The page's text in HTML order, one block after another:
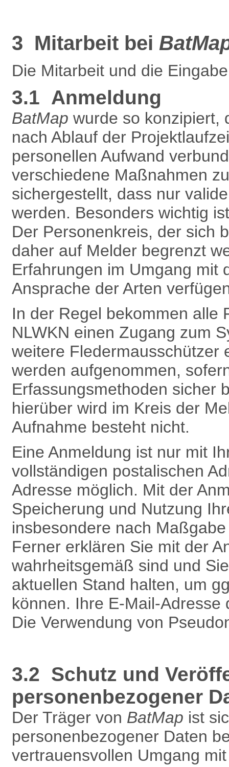
3 Mitarbeit bei
Die Mitarbeit und die
3.1 Anmeldung
BatMap wurde so konzipiert,
nach Ablauf der
personellen Aufwand
verschiedene Maßnahmen
sichergestellt, dass nur
werden. Besonders wichtig
Der Personenkreis, der sich
daher auf Melder begrenzt
Erfahrungen im Umgang mit
Ansprache der Arten
In der Regel bekommen alle
NLWKN einen Zugang zum
weitere Fledermausschützer
werden aufgenommen,
Erfassungsmethoden sicher
hierüber wird im Kreis der
Aufnahme besteht nicht.
Eine Anmeldung ist nur mit
vollständigen postalischen
Adresse möglich. Mit der
Speicherung und Nutzung
insbesondere nach
Ferner erklären Sie mit der
wahrheitsgemäß sind und
aktuellen Stand halten, um
können. Ihre E-Mail-
Die Verwendung von
3.2 Schutz und
personenbezogener
Der Träger von BatMap ist
personenbezogener Daten
vertrauensvollen Umgang